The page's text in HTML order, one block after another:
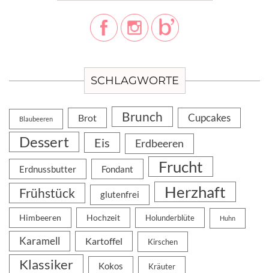
SCHLAGWORTE
Blaubeeren Brot Brunch Cupcakes
Dessert Eis Erdbeeren
Erdnussbutter Fondant Frucht
Frühstück glutenfrei Herzhaft
Himbeeren Hochzeit Holunderblüte Huhn
Karamell Kartoffel Kirschen
Klassiker Kokos Kräuter